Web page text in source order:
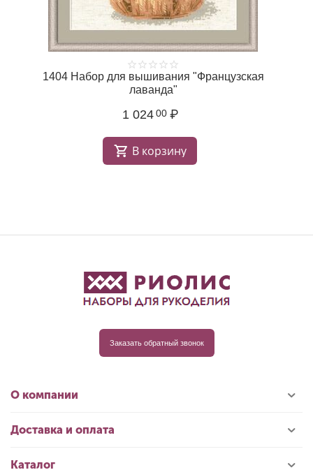
1404 Набор для вышивания "Французская
лаванда"
1 024 00 ₽
В корзину
Заказать обратный звонок
О компании
Доставка и оплата
Каталог